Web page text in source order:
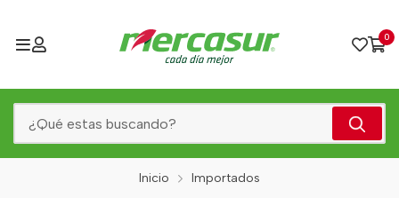
0
Inicio Importados